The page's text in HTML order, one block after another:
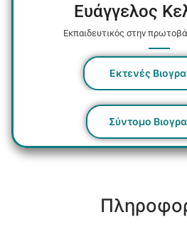
Ευάγγελος
Εκπαιδευτικός στην
Εκτενές
Σύντομο